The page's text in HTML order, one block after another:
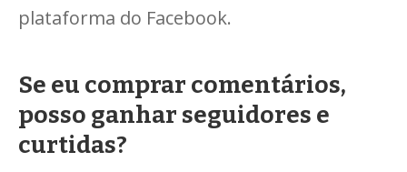
plataforma do Facebook.
Se eu comprar comentários,
posso ganhar seguidores e
curtidas?